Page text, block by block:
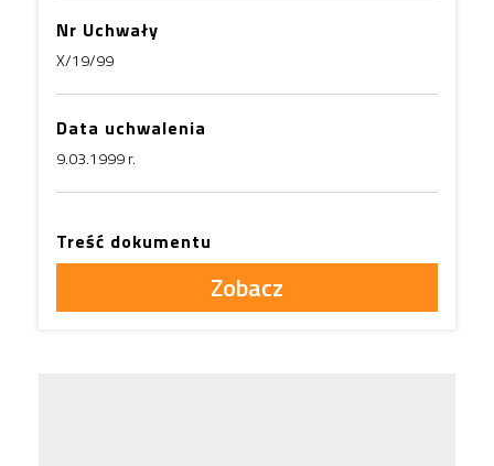
Nr Uchwały
X/19/99
Data uchwalenia
9.03.1999 r.
Treść dokumentu
Zobacz